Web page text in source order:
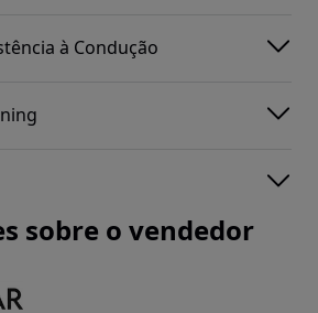
à Condução
sobre o vendedor